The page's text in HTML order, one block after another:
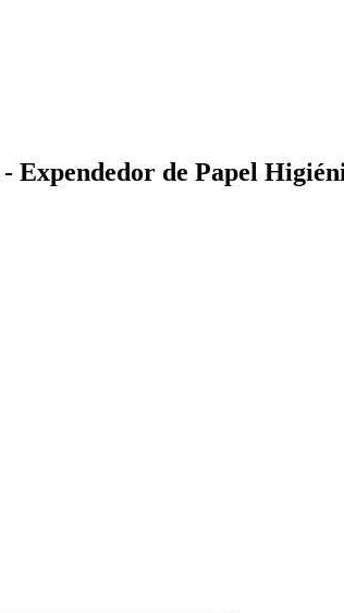
Expendedor de Papel